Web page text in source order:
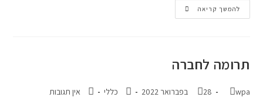
להמשך קריאה
תרומה לחברה
wpa 28 בפברואר 2022 כללי אין תגובות